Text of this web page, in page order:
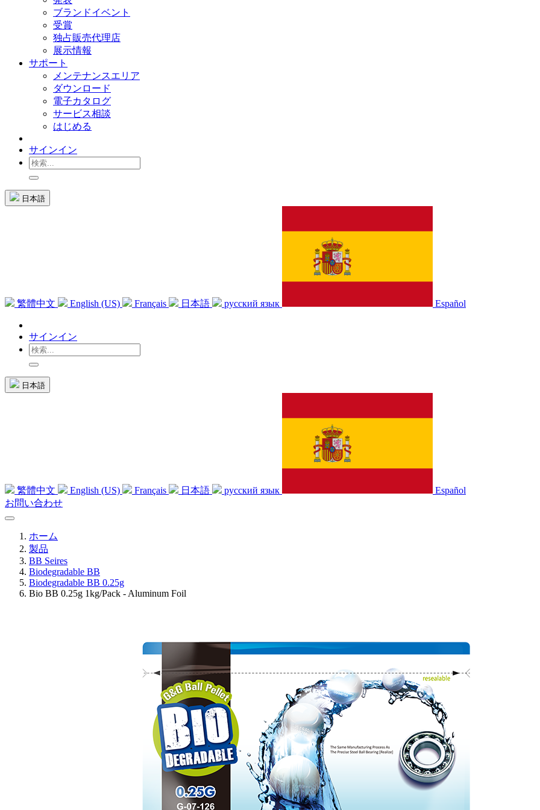
ブランドイベント
受賞
独占販売代理店
展示情報
サポート
メンテナンスエリア
ダウンロード
電子カタログ
サービス相談
はじめる
サインイン
日本語
繁體中文 English (US) Français 日本語 русский язык Español
サインイン
日本語
繁體中文 English (US) Français 日本語 русский язык
Español
お問い合わせ
ホーム
製品
BB Seires
Biodegradable BB
Biodegradable BB 0.25g
Bio BB 0.25g 1kg/Pack - Aluminum Foil